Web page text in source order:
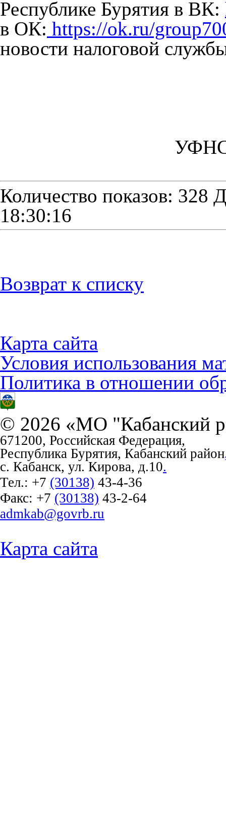
Республике Бурятия в ВК:
в ОК: https://ok.ru/
новости налоговой
УФНС
Количество показов: 328
18:30:16
Возврат к списку
Карта сайта
Условия использования
Политика в отношении
© 2026 «МО "Кабанский
671200, Российская Федерация,
Республика Бурятия, Кабанский район
с. Кабанск, ул. Кирова, д.10.
Тел.: +7 (30138) 43-4-36
Факс: +7 (30138) 43-2-64
admkab@govrb.ru
Карта сайта